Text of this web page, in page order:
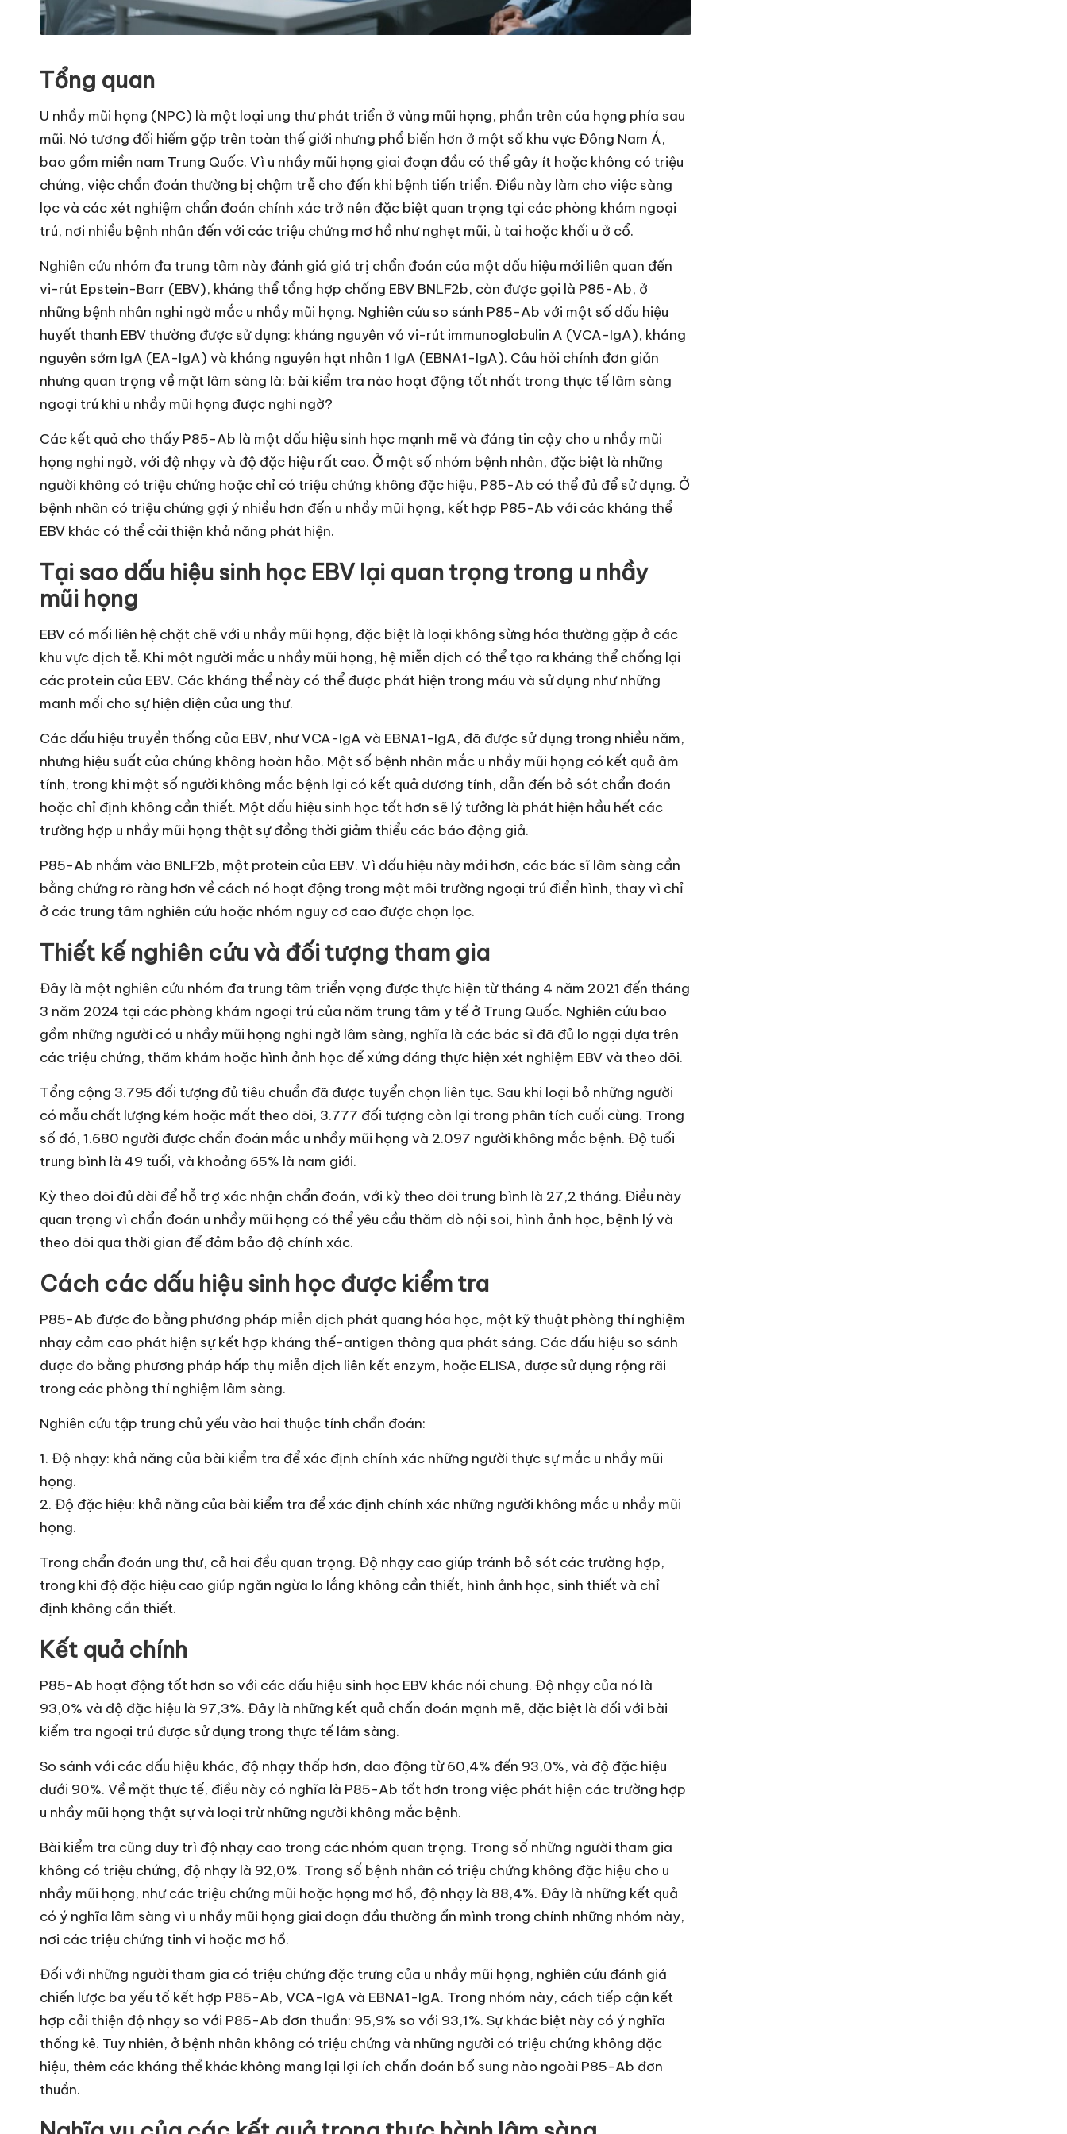
Tổng quan
U nhầy mũi họng (NPC) là một loại ung thư phát triển ở vùng mũi họng, phần trên của họng phía sau
mũi. Nó tương đối hiếm gặp trên toàn thế giới nhưng phổ biến hơn ở một số khu vực Đông Nam Á,
bao gồm miền nam Trung Quốc. Vì u nhầy mũi họng giai đoạn đầu có thể gây ít hoặc không có triệu
chứng, việc chẩn đoán thường bị chậm trễ cho đến khi bệnh tiến triển. Điều này làm cho việc sàng
lọc và các xét nghiệm chẩn đoán chính xác trở nên đặc biệt quan trọng tại các phòng khám ngoại
trú, nơi nhiều bệnh nhân đến với các triệu chứng mơ hồ như nghẹt mũi, ù tai hoặc khối u ở cổ.
Nghiên cứu nhóm đa trung tâm này đánh giá giá trị chẩn đoán của một dấu hiệu mới liên quan đến
vi-rút Epstein-Barr (EBV), kháng thể tổng hợp chống EBV BNLF2b, còn được gọi là P85-Ab, ở
những bệnh nhân nghi ngờ mắc u nhầy mũi họng. Nghiên cứu so sánh P85-Ab với một số dấu hiệu
huyết thanh EBV thường được sử dụng: kháng nguyên vỏ vi-rút immunoglobulin A (VCA-IgA), kháng
nguyên sớm IgA (EA-IgA) và kháng nguyên hạt nhân 1 IgA (EBNA1-IgA). Câu hỏi chính đơn giản
nhưng quan trọng về mặt lâm sàng là: bài kiểm tra nào hoạt động tốt nhất trong thực tế lâm sàng
ngoại trú khi u nhầy mũi họng được nghi ngờ?
Các kết quả cho thấy P85-Ab là một dấu hiệu sinh học mạnh mẽ và đáng tin cậy cho u nhầy mũi
họng nghi ngờ, với độ nhạy và độ đặc hiệu rất cao. Ở một số nhóm bệnh nhân, đặc biệt là những
người không có triệu chứng hoặc chỉ có triệu chứng không đặc hiệu, P85-Ab có thể đủ để sử dụng. Ở
bệnh nhân có triệu chứng gợi ý nhiều hơn đến u nhầy mũi họng, kết hợp P85-Ab với các kháng thể
EBV khác có thể cải thiện khả năng phát hiện.
Tại sao dấu hiệu sinh học EBV lại quan trọng trong u nhầy
mũi họng
EBV có mối liên hệ chặt chẽ với u nhầy mũi họng, đặc biệt là loại không sừng hóa thường gặp ở các
khu vực dịch tễ. Khi một người mắc u nhầy mũi họng, hệ miễn dịch có thể tạo ra kháng thể chống lại
các protein của EBV. Các kháng thể này có thể được phát hiện trong máu và sử dụng như những
manh mối cho sự hiện diện của ung thư.
Các dấu hiệu truyền thống của EBV, như VCA-IgA và EBNA1-IgA, đã được sử dụng trong nhiều năm,
nhưng hiệu suất của chúng không hoàn hảo. Một số bệnh nhân mắc u nhầy mũi họng có kết quả âm
tính, trong khi một số người không mắc bệnh lại có kết quả dương tính, dẫn đến bỏ sót chẩn đoán
hoặc chỉ định không cần thiết. Một dấu hiệu sinh học tốt hơn sẽ lý tưởng là phát hiện hầu hết các
trường hợp u nhầy mũi họng thật sự đồng thời giảm thiểu các báo động giả.
P85-Ab nhắm vào BNLF2b, một protein của EBV. Vì dấu hiệu này mới hơn, các bác sĩ lâm sàng cần
bằng chứng rõ ràng hơn về cách nó hoạt động trong một môi trường ngoại trú điển hình, thay vì chỉ
ở các trung tâm nghiên cứu hoặc nhóm nguy cơ cao được chọn lọc.
Thiết kế nghiên cứu và đối tượng tham gia
Đây là một nghiên cứu nhóm đa trung tâm triển vọng được thực hiện từ tháng 4 năm 2021 đến tháng
3 năm 2024 tại các phòng khám ngoại trú của năm trung tâm y tế ở Trung Quốc. Nghiên cứu bao
gồm những người có u nhầy mũi họng nghi ngờ lâm sàng, nghĩa là các bác sĩ đã đủ lo ngại dựa trên
các triệu chứng, thăm khám hoặc hình ảnh học để xứng đáng thực hiện xét nghiệm EBV và theo dõi.
Tổng cộng 3.795 đối tượng đủ tiêu chuẩn đã được tuyển chọn liên tục. Sau khi loại bỏ những người
có mẫu chất lượng kém hoặc mất theo dõi, 3.777 đối tượng còn lại trong phân tích cuối cùng. Trong
số đó, 1.680 người được chẩn đoán mắc u nhầy mũi họng và 2.097 người không mắc bệnh. Độ tuổi
trung bình là 49 tuổi, và khoảng 65% là nam giới.
Kỳ theo dõi đủ dài để hỗ trợ xác nhận chẩn đoán, với kỳ theo dõi trung bình là 27,2 tháng. Điều này
quan trọng vì chẩn đoán u nhầy mũi họng có thể yêu cầu thăm dò nội soi, hình ảnh học, bệnh lý và
theo dõi qua thời gian để đảm bảo độ chính xác.
Cách các dấu hiệu sinh học được kiểm tra
P85-Ab được đo bằng phương pháp miễn dịch phát quang hóa học, một kỹ thuật phòng thí nghiệm
nhạy cảm cao phát hiện sự kết hợp kháng thể-antigen thông qua phát sáng. Các dấu hiệu so sánh
được đo bằng phương pháp hấp thụ miễn dịch liên kết enzym, hoặc ELISA, được sử dụng rộng rãi
trong các phòng thí nghiệm lâm sàng.
Nghiên cứu tập trung chủ yếu vào hai thuộc tính chẩn đoán:
1. Độ nhạy: khả năng của bài kiểm tra để xác định chính xác những người thực sự mắc u nhầy mũi
họng.
2. Độ đặc hiệu: khả năng của bài kiểm tra để xác định chính xác những người không mắc u nhầy mũi
họng.
Trong chẩn đoán ung thư, cả hai đều quan trọng. Độ nhạy cao giúp tránh bỏ sót các trường hợp,
trong khi độ đặc hiệu cao giúp ngăn ngừa lo lắng không cần thiết, hình ảnh học, sinh thiết và chỉ
định không cần thiết.
Kết quả chính
P85-Ab hoạt động tốt hơn so với các dấu hiệu sinh học EBV khác nói chung. Độ nhạy của nó là
93,0% và độ đặc hiệu là 97,3%. Đây là những kết quả chẩn đoán mạnh mẽ, đặc biệt là đối với bài
kiểm tra ngoại trú được sử dụng trong thực tế lâm sàng.
So sánh với các dấu hiệu khác, độ nhạy thấp hơn, dao động từ 60,4% đến 93,0%, và độ đặc hiệu
dưới 90%. Về mặt thực tế, điều này có nghĩa là P85-Ab tốt hơn trong việc phát hiện các trường hợp
u nhầy mũi họng thật sự và loại trừ những người không mắc bệnh.
Bài kiểm tra cũng duy trì độ nhạy cao trong các nhóm quan trọng. Trong số những người tham gia
không có triệu chứng, độ nhạy là 92,0%. Trong số bệnh nhân có triệu chứng không đặc hiệu cho u
nhầy mũi họng, như các triệu chứng mũi hoặc họng mơ hồ, độ nhạy là 88,4%. Đây là những kết quả
có ý nghĩa lâm sàng vì u nhầy mũi họng giai đoạn đầu thường ẩn mình trong chính những nhóm này,
nơi các triệu chứng tinh vi hoặc mơ hồ.
Đối với những người tham gia có triệu chứng đặc trưng của u nhầy mũi họng, nghiên cứu đánh giá
chiến lược ba yếu tố kết hợp P85-Ab, VCA-IgA và EBNA1-IgA. Trong nhóm này, cách tiếp cận kết
hợp cải thiện độ nhạy so với P85-Ab đơn thuần: 95,9% so với 93,1%. Sự khác biệt này có ý nghĩa
thống kê. Tuy nhiên, ở bệnh nhân không có triệu chứng và những người có triệu chứng không đặc
hiệu, thêm các kháng thể khác không mang lại lợi ích chẩn đoán bổ sung nào ngoài P85-Ab đơn
thuần.